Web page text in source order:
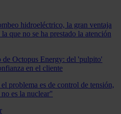
hidroeléctrico, la gran ventaja
que no se ha prestado la atención
de Octopus Energy: del 'pulpito'
en el cliente
problema es de control de tensión,
no es la nuclear"